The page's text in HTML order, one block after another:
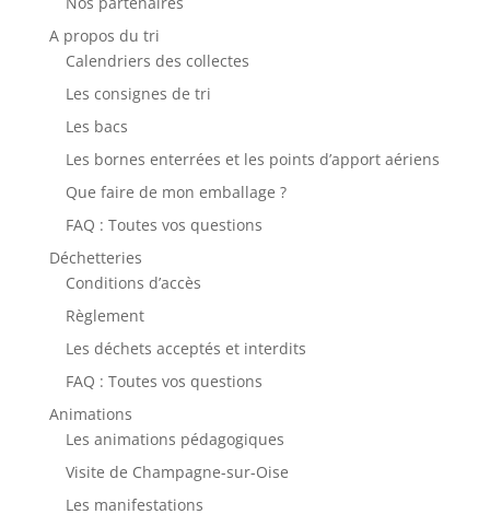
A propos du tri
Calendriers des collectes
Les consignes de tri
Les bacs
Les bornes enterrées et les points d’apport aériens
Que faire de mon emballage ?
FAQ : Toutes vos questions
Déchetteries
Conditions d’accès
Règlement
Les déchets acceptés et interdits
FAQ : Toutes vos questions
Animations
Les animations pédagogiques
Visite de Champagne-sur-Oise
Les manifestations